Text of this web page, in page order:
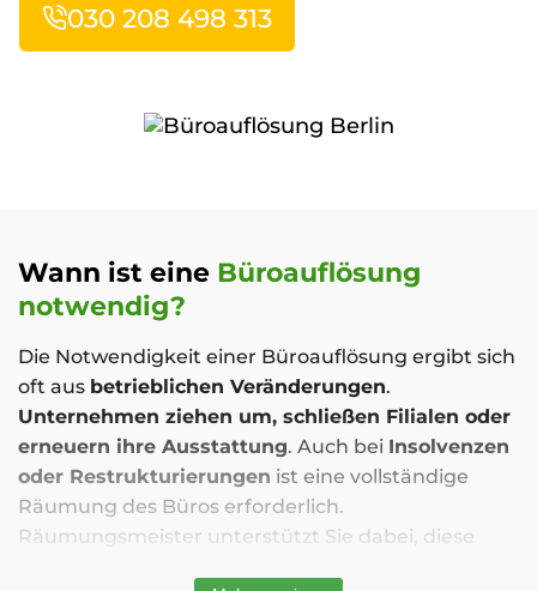
030 208 498 313
Wann ist eine Büroauflösung
notwendig?
Die Notwendigkeit einer Büroauflösung ergibt sich
oft aus betrieblichen Veränderungen.
Unternehmen ziehen um, schließen Filialen oder
erneuern ihre Ausstattung. Auch bei Insolvenzen
oder Restrukturierungen ist eine vollständige
Räumung des Büros erforderlich.
Räumungsmeister unterstützt Sie dabei, diese